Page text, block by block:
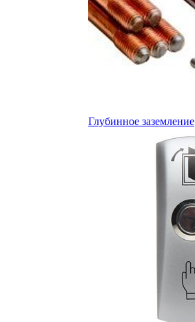
Глубинное заземление